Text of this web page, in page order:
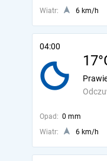
Wiatr:
6 km/h
04:00
Opad: 0 mm
Wiatr:
6 km/h